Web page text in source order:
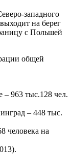
западного
на берег
с Польшей
общей
963 тыс.128 чел.
– 448 тыс.
человека на